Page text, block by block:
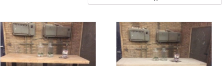
Dit
product
heeft
meerdere
Dit
product
heeft
meerdere